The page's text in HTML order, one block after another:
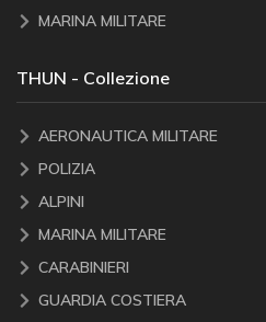
MARINA MILITARE
THUN - Collezione
AERONAUTICA MILITARE
POLIZIA
ALPINI
MARINA MILITARE
CARABINIERI
GUARDIA COSTIERA